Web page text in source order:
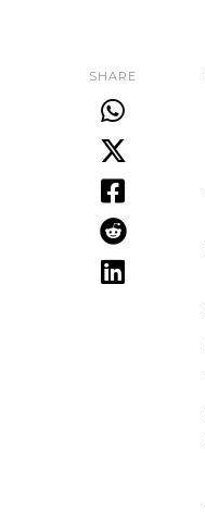
SHARE